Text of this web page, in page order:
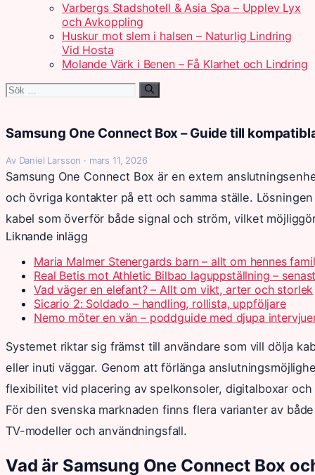
Varbergs Stadshotell & Asia Spa – Upplev Lyx
och Avkoppling
Huskur mot slem i halsen – Naturlig Lindring
Vid Hosta
Molande Värk i Benen – Få Klarhet och Lindring
Sök
Samsung One Connect Box – Guide till
Av Daniel Larsson · mars 11, 2026
Samsung One Connect Box är en extern
och övriga kontakter på ett och samma ställe.
kabel som överför både signal och ström, vilket
Liknande inlägg
Maria Malmer Stenergards barn – allt om hennes
Real Betis mot Athletic Bilbao laguppställning –
Vad väger en elefant? – Allt om vikt, arter och storlek
Sicario 2: Soldado – handling, rollista, uppföljare
Nemo möter en vän – poddguide med djupa
Systemet riktar sig främst till användare som vill dölja
eller inuti väggar. Genom att förlänga
flexibilitet vid placering av spelkonsoler, digitalboxar
För den svenska marknaden finns flera varianter av
TV-modeller och användningsfall.
Vad är Samsung One Connect Box